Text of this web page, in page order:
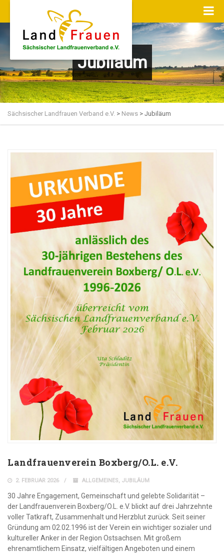
Jubiläum
Sächsischer Landfrauen Verband e.V. > News > Jubiläum
Landfrauenverein Boxberg/O.L. e.V.
2. FEBRUAR 2026 ALLGEMEINES, JUBILÄUM
30 Jahre Engagement, Gemeinschaft und gelebte Solidarität –
der Landfrauenverein Boxberg/O.L. e.V. blickt auf drei Jahrzehnte
voller Tatkraft, Zusammenhalt und Herzblut zurück. Seit seiner
Gründung am 02.02.1996 ist der Verein ein wichtiger sozialer und
kultureller Anker in der Region Ostsachsen. Mit großem
ehrenamtlichem Einsatz, vielfältigen Angeboten und einem